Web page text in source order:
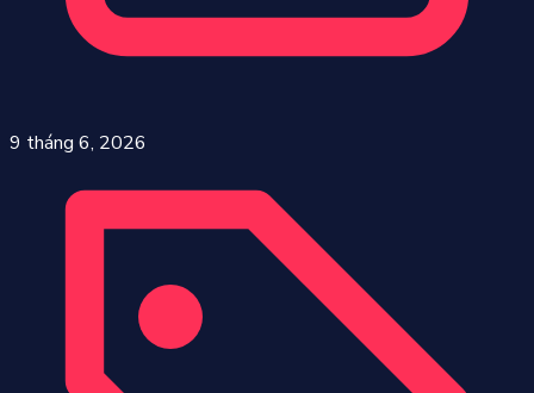
9 tháng 6, 2026